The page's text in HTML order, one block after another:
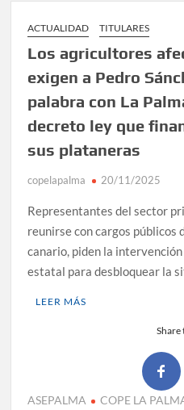
ACTUALIDAD TITULARES
Los agricultores
exigen a Pedro
palabra con La
decreto ley que
sus plataneras
copelapalma 20/11/2025
Representantes del sector
reunirse con cargos públicos
canario, piden la
estatal para desbloquear la
LEER MÁS
Share
ASEPALMA COPE LA